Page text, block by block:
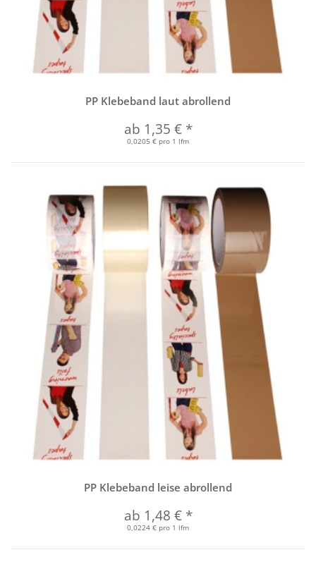
PP Klebeband laut abrollend
ab 1,35 € *
0,0205 € pro 1 lfm
PP Klebeband leise abrollend
ab 1,48 € *
0,0224 € pro 1 lfm